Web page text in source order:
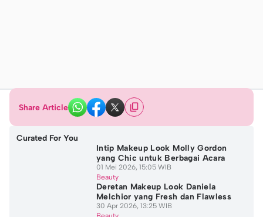
Share Article
Curated For You
Intip Makeup Look Molly Gordon
yang Chic untuk Berbagai Acara
01 Mei 2026, 15:05 WIB
Beauty
Deretan Makeup Look Daniela
Melchior yang Fresh dan Flawless
30 Apr 2026, 13:25 WIB